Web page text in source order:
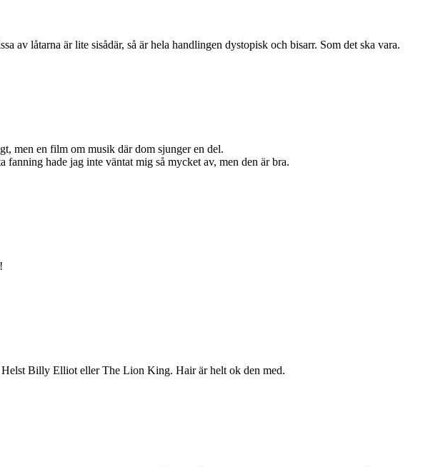
av låtarna är lite sisådär, så är hela handlingen dystopisk och bisarr. Som det ska vara.
men en film om musik där dom sjunger en del.
fanning hade jag inte väntat mig så mycket av, men den är bra.
Billy Elliot eller The Lion King. Hair är helt ok den med.